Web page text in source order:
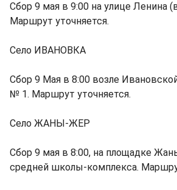
Сбор 9 мая в 9:00 на улице Ленина
Маршрут уточняется.
Село ИВАНОВКА
Сбор 9 Мая в 8:00 возле
№ 1. Маршрут уточняется.
Село ЖАНЫ-ЖЕР
Сбор 9 мая в 8:00, на площадке
средней школы-комплекса.